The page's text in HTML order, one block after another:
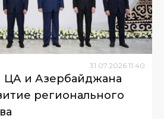
31 07 2026 11:40
ЦА и Азербайджана
регионального